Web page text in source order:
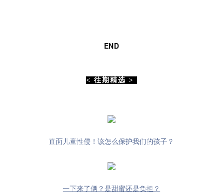
END
< 往期精选 >
直面儿童性侵！该怎么保护我们的孩子？
一下来了俩？是甜蜜还是负担？